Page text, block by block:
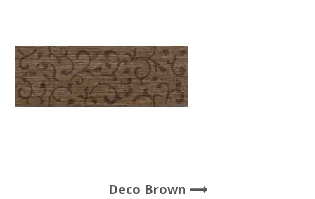
Deco Brown